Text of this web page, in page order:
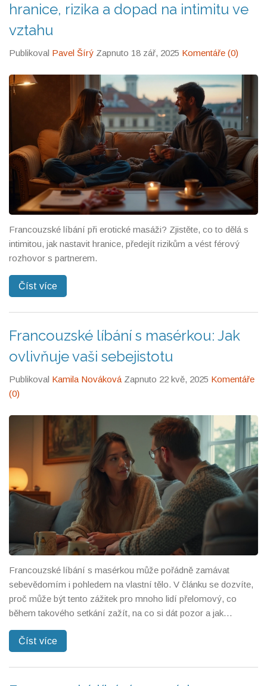
hranice, rizika a dopad na intimitu ve
vztahu
Publikoval Pavel Šírý Zapnuto 18 zář, 2025 Komentáře (0)
Francouzské líbání při erotické masáži? Zjistěte, co to dělá s
intimitou, jak nastavit hranice, předejít rizikům a vést férový
rozhovor s partnerem.
Číst více
Francouzské líbání s masérkou: Jak
ovlivňuje vaši sebejistotu
Publikoval Kamila Nováková Zapnuto 22 kvě, 2025 Komentáře
(0)
Francouzské líbání s masérkou může pořádně zamávat
sebevědomím i pohledem na vlastní tělo. V článku se dozvíte,
proč může být tento zážitek pro mnoho lidí přelomový, co
během takového setkání zažít, na co si dát pozor a jak
tipy i možná úskalí. Zjistíte, kdy vám podobný zážitek může
Číst více